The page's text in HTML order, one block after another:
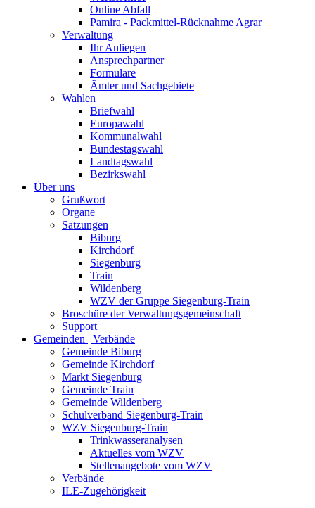
Online Abfall
Pamira - Packmittel-Rücknahme Agrar
Verwaltung
Ihr Anliegen
Ansprechpartner
Formulare
Ämter und Sachgebiete
Wahlen
Briefwahl
Europawahl
Kommunalwahl
Bundestagswahl
Landtagswahl
Bezirkswahl
Über uns
Grußwort
Organe
Satzungen
Biburg
Kirchdorf
Siegenburg
Train
Wildenberg
WZV der Gruppe Siegenburg-Train
Broschüre der Verwaltungsgemeinschaft
Support
Gemeinden | Verbände
Gemeinde Biburg
Gemeinde Kirchdorf
Markt Siegenburg
Gemeinde Train
Gemeinde Wildenberg
Schulverband Siegenburg-Train
WZV Siegenburg-Train
Trinkwasseranalysen
Aktuelles vom WZV
Stellenangebote vom WZV
Verbände
ILE-Zugehörigkeit